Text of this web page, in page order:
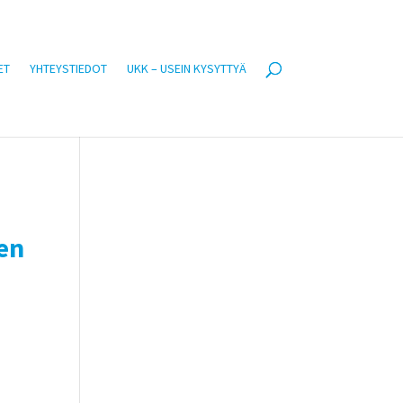
YHTEYSTIEDOT UKK – USEIN KYSYTTYÄ